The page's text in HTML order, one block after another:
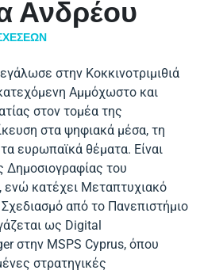
Ανδρέου
στην Κοκκινοτριμιθιά
Αμμόχωστο και
στον τομέα της
στα ψηφιακά μέσα, τη
ευρωπαϊκά θέματα. Είναι
Δημοσιογραφίας του
ενώ κατέχει Μεταπτυχιακό
από το Πανεπιστήμιο
ως Digital
στην MSPS Cyprus, όπου
στρατηγικές